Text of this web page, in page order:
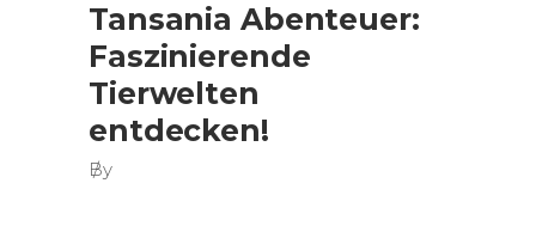
Tansania Abenteuer:
Faszinierende
Tierwelten
entdecken!
By